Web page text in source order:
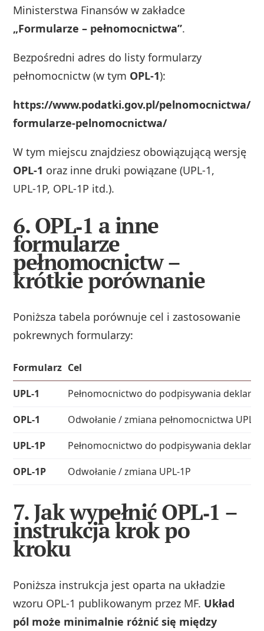
Ministerstwa Finansów w zakładce
„Formularze – pełnomocnictwa”.
Bezpośredni adres do listy formularzy
pełnomocnictw (w tym OPL‑1):
https://www.podatki.gov.pl/pelnomocnictwa/
formularze-pelnomocnictwa/
W tym miejscu znajdziesz obowiązującą wersję
OPL‑1 oraz inne druki powiązane (UPL‑1,
UPL‑1P, OPL‑1P itd.).
6. OPL‑1 a inne
formularze
pełnomocnictw –
krótkie porównanie
Poniższa tabela porównuje cel i zastosowanie
pokrewnych formularzy:
Formularz Cel
UPL‑1
Pełnomocnictwo do podpisywania
OPL‑1
Odwołanie / zmiana pełnomocnictwa UPL‑1
UPL‑1P
Pełnomocnictwo do podpisywania
OPL‑1P
Odwołanie / zmiana UPL‑1P
7. Jak wypełnić OPL‑1 –
instrukcja krok po
kroku
Poniższa instrukcja jest oparta na układzie
wzoru OPL‑1 publikowanym przez MF. Układ
pól może minimalnie różnić się między